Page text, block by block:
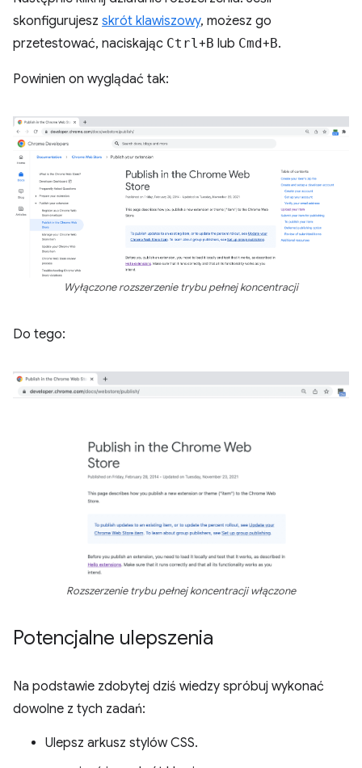
skonfigurujesz skrót klawiszowy, możesz go
przetestować, naciskając Ctrl +B lub Cmd+B.
Powinien on wyglądać tak:
Wyłączone rozszerzenie trybu pełnej koncentracji
Do tego:
Rozszerzenie trybu pełnej koncentracji włączone
Potencjalne ulepszenia
Na podstawie zdobytej dziś wiedzy spróbuj wykonać
dowolne z tych zadań:
Ulepsz arkusz stylów CSS.